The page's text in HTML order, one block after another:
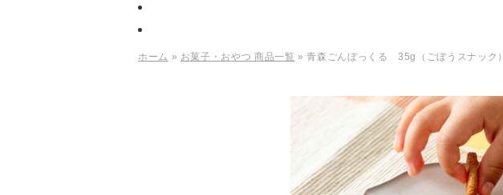
ホーム » お菓子・おやつ 商品一覧 » 青森ごんぼっくる 35g（ごぼうスナック）